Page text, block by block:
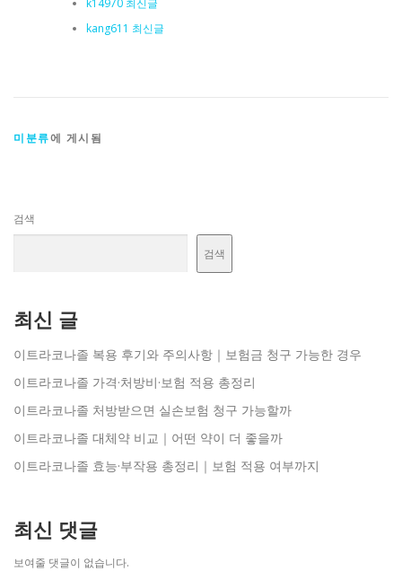
k14970 최신글
kang611 최신글
미분류에 게시됨
검색
검색
최신 글
이트라코나졸 복용 후기와 주의사항｜보험금 청구 가능한 경우
이트라코나졸 가격·처방비·보험 적용 총정리
이트라코나졸 처방받으면 실손보험 청구 가능할까
이트라코나졸 대체약 비교｜어떤 약이 더 좋을까
이트라코나졸 효능·부작용 총정리｜보험 적용 여부까지
최신 댓글
보여줄 댓글이 없습니다.